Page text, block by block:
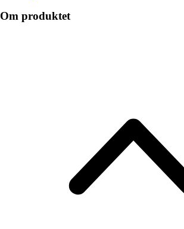
Om produktet